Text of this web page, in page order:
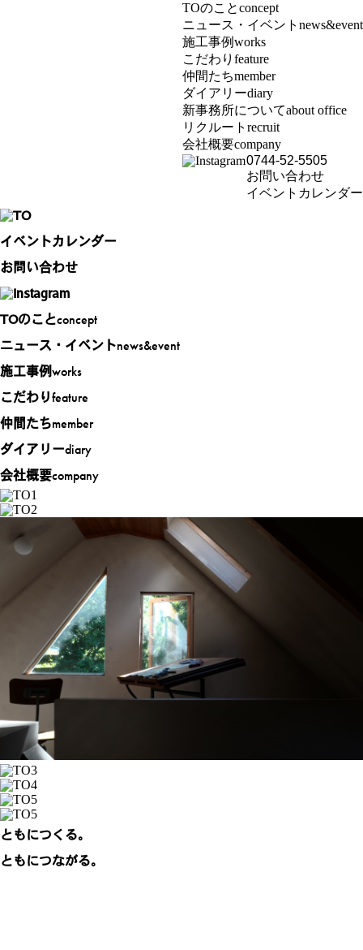
TOのことconcept
ニュース・イベント news&event
施工事例works
こだわり feature
仲間たちmember
ダイアリーdiary
新事務所についてabout office
リクルート recruit
会社概要company
0744-52-5505
お問い合わせ
イベントカレンダー
イベントカレンダー
お問い合わせ
TOのことconcept
ニュース・イベントnews&event
施工事例works
こだわりfeature
仲間たちmember
ダイアリーdiary
会社概要company
ともにつくる。
ともにつながる。